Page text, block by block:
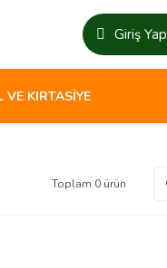
Giriş Yap
VE KIRTASİYE
Toplam 0 ürün